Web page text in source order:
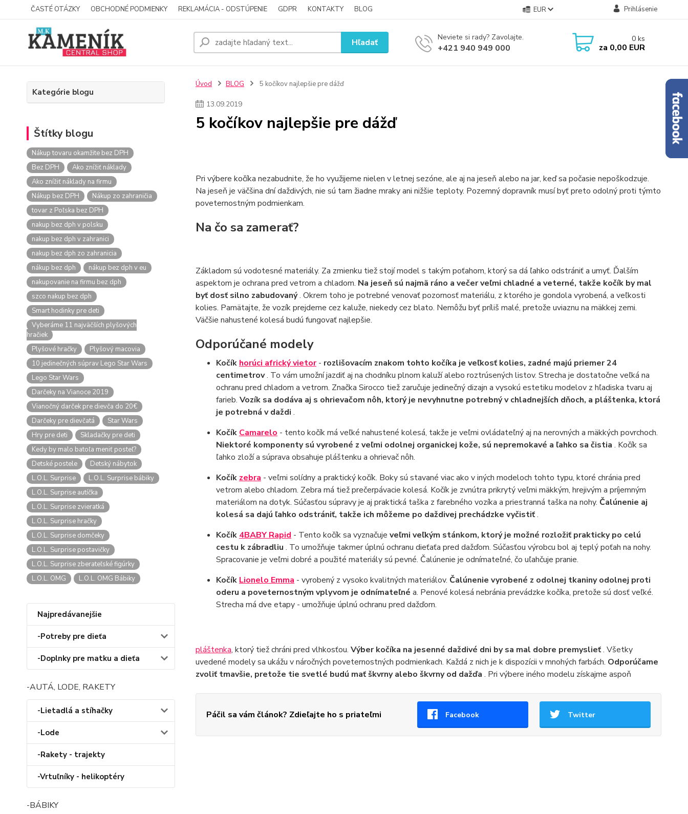
ČASTÉ OTÁZKY OBCHODNÉ PODMIENKY REKLAMÁCIA - ODSTÚPENIE GDPR KONTAKTY BLOG EUR Prihlásenie
Hľadať Neviete si rady? Zavolajte.
+421 940 949 000
0 ks
za 0,00 EUR
Kategórie blogu
Štítky blogu
Nákup tovaru okamžite bez DPH
Bez DPH
Ako znížiť náklady
Ako znížiť náklady na firmu
Nákup bez DPH
Nákup zo zahraničia
tovar z Poľska bez DPH
nakup bez dph v polsku
nakup bez dph v zahranici
nakup bez dph zo zahranicia
nákup bez dph
nákup bez dph v eu
nakupovanie na firmu bez dph
szco nakup bez dph
Smart hodinky pre deti
Vyberáme 11 najväčších plyšových
hračiek
Plyšové hračky
Plyšový macovia
10 jedinečných súprav Lego Star Wars
Lego Star Wars
Darčeky na Vianoce 2019
Vianočný darček pre dievča do 20€
Darčeky pre dievčatá
Star Wars
Hry pre deti
Skladačky pre deti
Kedy by malo batoľa meniť posteľ?
Detské postele
Detský nábytok
L.O.L. Surprise
L.O.L. Surprise bábiky
L.O.L. Surprise autíčka
L.O.L. Surprise zvieratká
L.O.L. Surprise hračky
L.O.L. Surprise domčeky
L.O.L. Surprise postavičky
L.O.L. Surprise zberateľské figúrky
L.O.L. OMG
L.O.L. OMG Bábiky
Najpredávanejšie
-Potreby pre dieťa
-Doplnky pre matku a dieťa
-AUTÁ, LODE, RAKETY
-Lietadlá a stíhačky
-Lode
-Rakety - trajekty
-Vrtuľníky - helikoptéry
-BÁBIKY
Úvod BLOG 5 kočíkov najlepšie pre dážď
13.09.2019
5 kočíkov najlepšie pre dážď
Pri výbere kočíka nezabudnite, že ho využijeme nielen v letnej sezóne, ale aj na jeseň alebo na jar, keď sa počasie nepoškodzuje.
Na jeseň je väčšina dní daždivých, nie sú tam žiadne mraky ani nižšie teploty. Pozemný dopravník musí byť preto odolný proti týmto
poveternostným podmienkam.
Na čo sa zamerať?
Základom sú vodotesné materiály. Za zmienku tiež stojí model s takým poťahom, ktorý sa dá ľahko odstrániť a umyť. Ďalším
aspektom je ochrana pred vetrom a chladom. Na jeseň sú najmä ráno a večer veľmi chladné a veterné, takže kočík by mal
byť dosť silno zabudovaný. Okrem toho je potrebné venovať pozornosť materiálu, z ktorého je gondola vyrobená, a veľkosti
kolies. Pamätajte, že vozík prejdeme cez kaluže, niekedy cez blato. Nemôžu byť príliš malé, pretože uviaznu na mäkkej zemi.
Väčšie nahustené kolesá budú fungovať najlepšie.
Odporúčané modely
Kočík horúci africký vietor- rozlišovacím znakom tohto kočíka je veľkosť kolies, zadné majú priemer 24
centimetrov. To vám umožní jazdiť aj na chodníku plnom kaluží alebo roztrúsených listov. Strecha je dostatočne veľká na
ochranu pred chladom a vetrom. Značka Sirocco tiež zaručuje jedinečný dizajn a vysokú estetiku modelov z hľadiska tvaru aj
farieb. Vozík sa dodáva aj s ohrievačom nôh, ktorý je nevyhnutne potrebný v chladnejších dňoch, a pláštenka, ktorá
je potrebná v daždi .
Kočík Camarelo - tento kočík má veľké nahustené kolesá, takže je veľmi ovládateľný aj na nerovných a mäkkých povrchoch.
Niektoré komponenty sú vyrobené z veľmi odolnej organickej kože, sú nepremokavé a ľahko sa čistia . Kočík sa
ľahko zloží a súprava obsahuje pláštenku a ohrievač nôh.
Kočík zebra - veľmi solídny a praktický kočík. Boky sú stavané viac ako v iných modeloch tohto typu, ktoré chránia pred
vetrom alebo chladom. Zebra má tiež prečerpávacie kolesá. Kočík je zvnútra prikrytý veľmi mäkkým, hrejivým a príjemným
materiálom na dotyk. Súčasťou súpravy je aj praktická taška z farebného vozíka a priestranná taška na nohy. Čalúnenie aj
kolesá sa dajú ľahko odstrániť, takže ich môžeme po daždivej prechádzke vyčistiť.
Kočík 4BABY Rapid - Tento kočík sa vyznačuje veľmi veľkým stánkom, ktorý je možné rozložiť prakticky po celú
cestu k zábradliu . To umožňuje takmer úplnú ochranu dieťaťa pred dažďom. Súčasťou výrobcu bol aj teplý poťah na nohy.
Spracovanie je veľmi dobré a použité materiály sú pevné. Čalúnenie je odnímateľné, čo uľahčuje pranie.
Kočík Lionelo Emma - vyrobený z vysoko kvalitných materiálov. Čalúnenie vyrobené z odolnej tkaniny odolnej proti
oderu a poveternostným vplyvom je odnímateľné a. Penové kolesá nebránia prevádzke kočíka, pretože sú dosť veľké.
Strecha má dve etapy - umožňuje úplnú ochranu pred dažďom.
pláštenka, ktorý tiež chráni pred vlhkosťou. Výber kočíka na jesenné daždivé dni by sa mal dobre premyslieť. Všetky
uvedené modely sa ukážu v náročných poveternostných podmienkach. Každá z nich je k dispozícii v mnohých farbách. Odporúčame
zvoliť tmavšie, pretože tie svetlé budú mať škvrny alebo škvrny od dažďa . Pri výbere iného modelu získajme aspoň
Páčil sa vám článok? Zdieľajte ho s priateľmi Facebook Twitter